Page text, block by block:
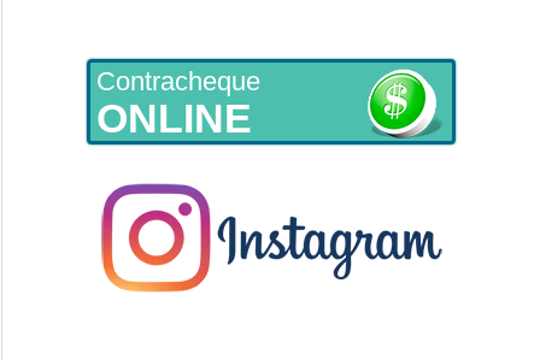
Contracheque
ONLINE